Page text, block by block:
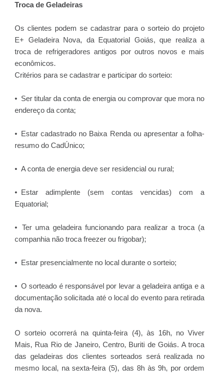
Troca de Geladeiras
Os clientes podem se cadastrar para o sorteio do projeto
E+ Geladeira Nova, da Equatorial Goiás, que realiza a
troca de refrigeradores antigos por outros novos e mais
econômicos.
Critérios para se cadastrar e participar do sorteio:
• Ser titular da conta de energia ou comprovar que mora no
endereço da conta;
• Estar cadastrado no Baixa Renda ou apresentar a folha-
resumo do CadÚnico;
• A conta de energia deve ser residencial ou rural;
• Estar adimplente (sem contas vencidas) com a
Equatorial;
• Ter uma geladeira funcionando para realizar a troca (a
companhia não troca freezer ou frigobar);
• Estar presencialmente no local durante o sorteio;
• O sorteado é responsável por levar a geladeira antiga e a
documentação solicitada até o local do evento para retirada
da nova.
O sorteio ocorrerá na quinta-feira (4), às 16h, no Viver
Mais, Rua Rio de Janeiro, Centro, Buriti de Goiás. A troca
das geladeiras dos clientes sorteados será realizada no
mesmo local, na sexta-feira (5), das 8h às 9h, por ordem